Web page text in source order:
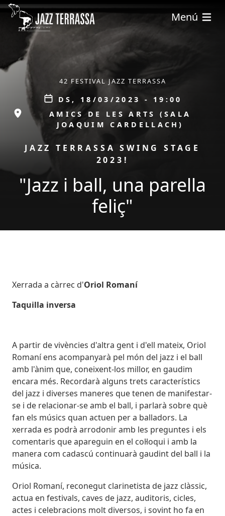
Vés al contingut
Menú
ÀMBIT 42 FESTIVAL JAZZ TERRASSA
Data
DS, 18/03/2023 - 19:00
ESPAIAMICS DE LES ARTS (SALA
JOAQUIM CARDELLACH)
PROMOCIÓ
JAZZ TERRASSA SWING STAGE
2023!
"Jazz i ball, una parella
feliç"
Body
Xerrada a càrrec d'Oriol Romaní
Taquilla inversa
A partir de vivències d'altra gent i d'ell mateix, Oriol
Romaní ens acompanyarà pel món del jazz i el ball
amb l'ànim que, coneixent-los millor, en gaudim
encara més. Recordarà alguns trets característics
del jazz i diverses maneres que tenen de manifestar-
se i de relacionar-se amb el ball, i parlarà sobre què
fan els músics quan actuen per a balladors. La
xerrada es podrà arrodonir amb les preguntes i els
comentaris que apareguin en el col·loqui i amb la
manera com cadascú continuarà gaudint del ball i la
música.
Oriol Romaní, reconegut clarinetista de jazz clàssic,
actua en festivals, caves de jazz, auditoris, cicles,
actes i celebracions molt diversos, i sovint ho fa en